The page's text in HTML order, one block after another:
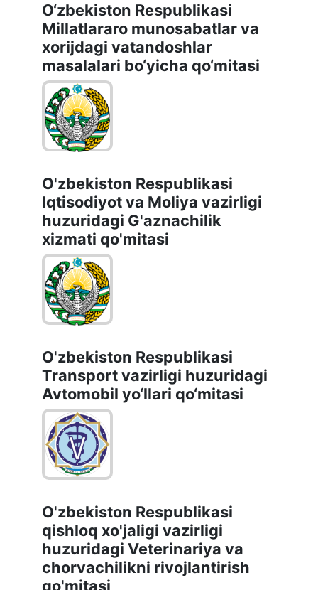
O‘zbekiston Respublikasi
Millatlararo munosabatlar va
xorijdagi vatandoshlar
masalalari bo‘yicha qo‘mitasi
O'zbekiston Respublikasi
Iqtisodiyot vа Moliya vazirligi
huzuridagi G'aznachilik
xizmati qo'mitasi
O'zbekiston Respublikasi
Transport vazirligi huzuridagi
Avtomobil yo‘llari qo‘mitasi
O'zbekiston Respublikasi
qishloq xo'jaligi vazirligi
huzuridagi Veterinariya va
chorvachilikni rivojlantirish
qo'mitasi